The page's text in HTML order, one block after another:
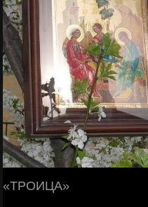
«ТРОИЦА»